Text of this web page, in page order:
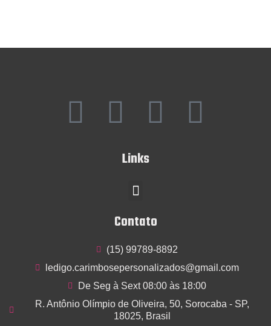
F
o
o
I
s
a
g
r
Y
u
b
e
T
e
r
Links
Menu
Contato
(15) 99789-8892
ledigo.carimbosepersonalizados@gmail.com
De Seg à Sext 08:00 às 18:00
R. Antônio Olímpio de Oliveira, 50, Sorocaba - SP,
18025, Brasil